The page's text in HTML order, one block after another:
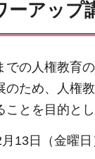
ーアップ
での人権教育
のため、人権
とを目的と
13日（金曜日